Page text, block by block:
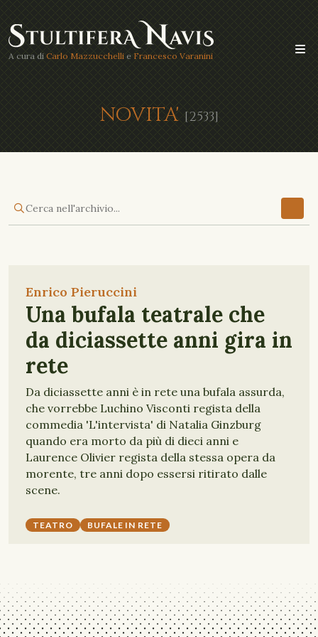
A cura di Carlo Mazzucchelli e Francesco Varanini
NOVITA' [2533]
Enrico Pieruccini
Una bufala teatrale che
da diciassette anni gira in
rete
Da diciassette anni è in rete una bufala assurda,
che vorrebbe Luchino Visconti regista della
commedia 'L'intervista' di Natalia Ginzburg
quando era morto da più di dieci anni e
Laurence Olivier regista della stessa opera da
morente, tre anni dopo essersi ritirato dalle
scene.
TEATRO BUFALE IN RETE